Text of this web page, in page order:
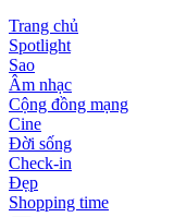
Trang chủ
Spotlight
Sao
Âm nhạc
Cộng đồng mạng
Cine
Đời sống
Check-in
Đẹp
Shopping time